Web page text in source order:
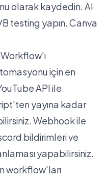
olarak kaydedin. AI
testing yapın.Canva
için en
API ile
yayına kadar
Webhook ile
bildirimleri ve
yapabilirsiniz.
workflow'ları